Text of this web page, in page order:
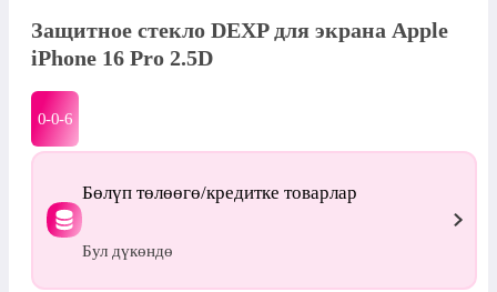
Защитное стекло DEXP для экрана Apple
iPhone 16 Pro 2.5D
0-0-6
Бөлүп төлөөгө/кредитке товарлар
Бул дүкөндө